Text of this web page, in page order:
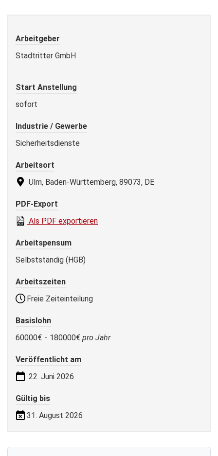
Arbeitgeber
Stadtritter GmbH
Start Anstellung
sofort
Industrie / Gewerbe
Sicherheitsdienste
Arbeitsort
Ulm, Baden-Württemberg, 89073, DE
PDF-Export
Als PDF exportieren
Arbeitspensum
Selbstständig (HGB)
Arbeitszeiten
Freie Zeiteinteilung
Basislohn
60000€ - 180000€ pro Jahr
Veröffentlicht am
22. Juni 2026
Gültig bis
31. August 2026